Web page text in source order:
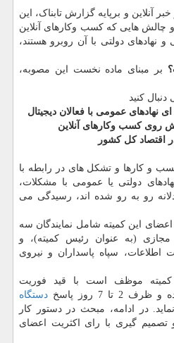
آنلاین و برپایه گزارش تابناک، این
هایی که کسب وکارهای آنلاین
و نهادهای دولتی با آن روبرو هستند،
بر مبنای ماده نخست این مصوبه،
کنید
نهادهای عمومی با فعالان دیجیتال
روی کسب وکارهای آنلاین
اقتصاد کل کشور
و کارها و تشکل های در رابطه با
دولتی یا عمومی با مشکلات،
رو به رو شده اند، رسیدگی می
اعضای این کمیته شامل نمایندگان سه
مجازی (به عنوان رئیس کمیته)، و
اطلاعات، سپاه پاسداران و نیروی
۵، دبیرخانه کمیته موظف است با قید فوریت
7 روز پاسخ
دستگاه
در ادامه، مبحث در دستور کار
گیری با رای اکثریت اعضای